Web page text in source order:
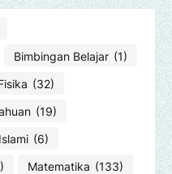
Bimbingan Belajar (1)
(32)
(19)
Islami (6)
Matematika (133)